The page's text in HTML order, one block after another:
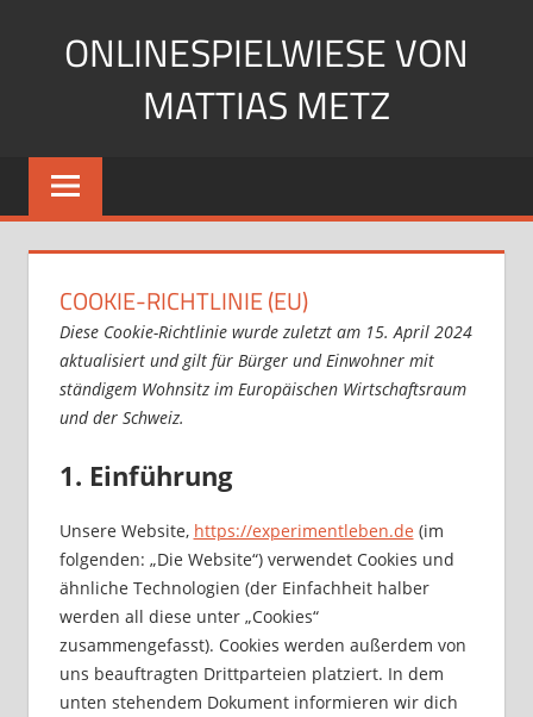
ONLINESPIELWIESE VON
MATTIAS METZ
Pfadfinder.
SciFi-
Gärtner?
COOKIE-RICHTLINIE (EU)
Diese Cookie-Richtlinie wurde zuletzt am 15. April 2024
aktualisiert und gilt für Bürger und Einwohner mit
ständigem Wohnsitz im Europäischen Wirtschaftsraum
und der Schweiz.
1. Einführung
Unsere Website, https://experimentleben.de (im
folgenden: „Die Website“) verwendet Cookies und
ähnliche Technologien (der Einfachheit halber
werden all diese unter „Cookies“
zusammengefasst). Cookies werden außerdem von
uns beauftragten Drittparteien platziert. In dem
unten stehendem Dokument informieren wir dich